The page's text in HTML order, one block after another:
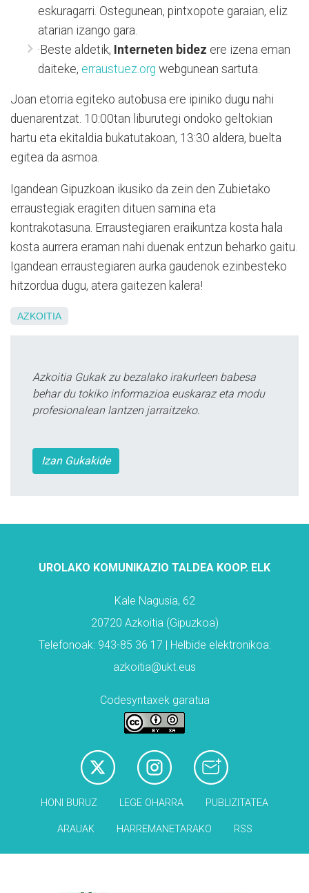
eskuragarri. Ostegunean, pintxopote garaian, eliz
atarian izango gara.
·Beste aldetik, Interneten bidez ere izena eman
daiteke, erraustuez.org webgunean sartuta.
Joan etorria egiteko autobusa ere ipiniko dugu nahi
duenarentzat. 10:00tan liburutegi ondoko geltokian
hartu eta ekitaldia bukatutakoan, 13:30 aldera, buelta
egitea da asmoa.
Igandean Gipuzkoan ikusiko da zein den Zubietako
erraustegiak eragiten dituen samina eta
kontrakotasuna. Erraustegiaren eraikuntza kosta hala
kosta aurrera eraman nahi duenak entzun beharko gaitu.
Igandean erraustegiaren aurka gaudenok ezinbesteko
hitzordua dugu, atera gaitezen kalera!
AZKOITIA
Azkoitia Gukak zu bezalako irakurleen babesa
behar du tokiko informazioa euskaraz eta modu
profesionalean lantzen jarraitzeko.
Izan Gukakide
UROLAKO KOMUNIKAZIO TALDEA KOOP. ELK
Kale Nagusia, 62
20720 Azkoitia (Gipuzkoa)
Telefonoak: 943-85 36 17 | Helbide elektronikoa:
azkoitia@ukt.eus
Codesyntaxek garatua
HONI BURUZ LEGE OHARRA PUBLIZITATEA
ARAUAK HARREMANETARAKO RSS